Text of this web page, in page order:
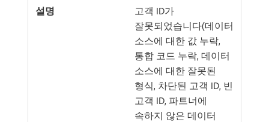
고객 ID가
잘못되었습니다(데이터
소스에 대한 값 누락,
통합 코드 누락, 데이터
소스에 대한 잘못된
형식, 차단된 고객 ID, 빈
고객 ID, 파트너에
속하지 않은 데이터